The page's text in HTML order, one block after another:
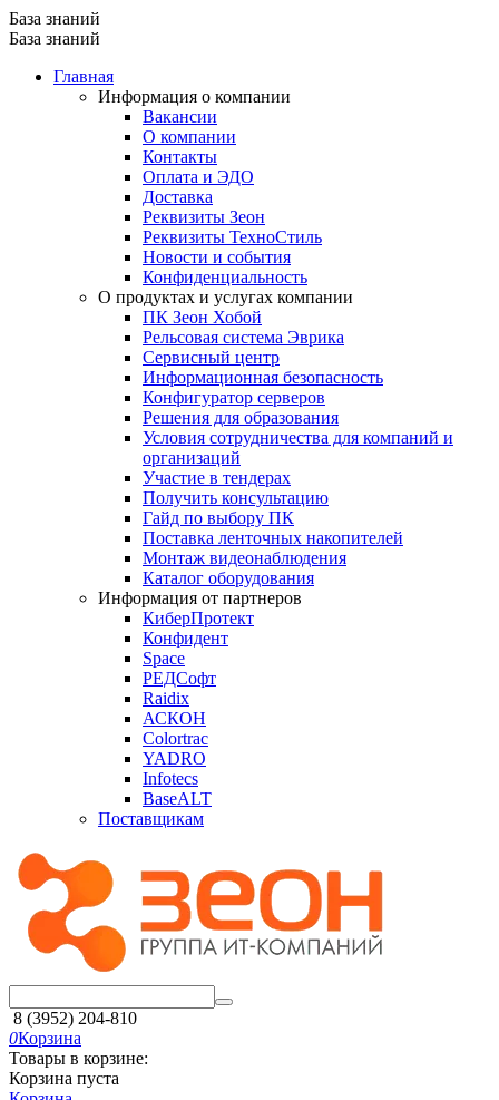
База знаний
База знаний
Главная
Информация о компании
Вакансии
О компании
Контакты
Оплата и ЭДО
Доставка
Реквизиты Зеон
Реквизиты ТехноСтиль
Новости и события
Конфиденциальность
О продуктах и услугах компании
ПК Зеон Хобой
Рельсовая система Эврика
Сервисный центр
Информационная безопасность
Конфигуратор серверов
Решения для образования
Условия сотрудничества для компаний и
организаций
Участие в тендерах
Получить консультацию
Гайд по выбору ПК
Поставка ленточных накопителей
Монтаж видеонаблюдения
Каталог оборудования
Информация от партнеров
КиберПротект
Конфидент
Space
РЕДСофт
Raidix
АСКОН
Colortrac
YADRO
Infotecs
BaseALT
Поставщикам
8 (3952) 204-810
0Корзина
Товары в корзине:
Корзина пуста